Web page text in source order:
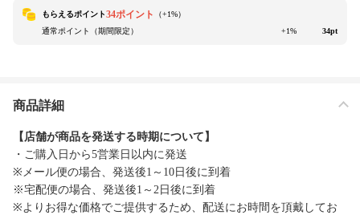
もらえるポイント34ポイント （+1%）
通常ポイント（期間限定）
+1% 34pt
商品詳細
【店舗が商品を発送する時期について】
・ご購入日から5営業日以内に発送
※メール便の場合、発送後1～10日後に到着
※宅配便の場合、発送後1～2日後に到着
※よりお得な価格でご提供するため、配送にお時間を頂戴してお